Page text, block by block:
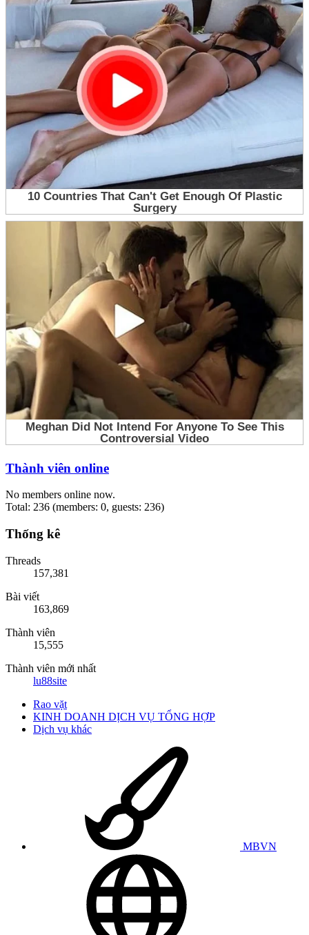
Thành viên online
No members online now.
Total: 236 (members: 0, guests: 236)
Thống kê
Threads
157,381
Bài viết
163,869
Thành viên
15,555
Thành viên mới nhất
lu88site
Rao vặt
KINH DOANH DỊCH VỤ TỔNG HỢP
Dịch vụ khác
MBVN